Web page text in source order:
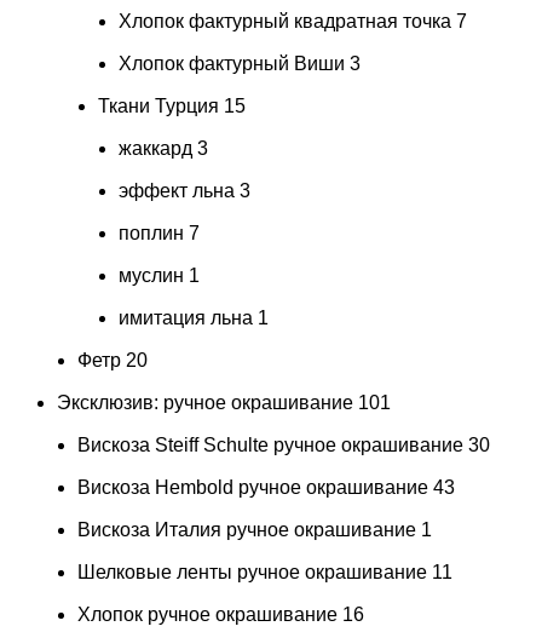
Хлопок фактурный квадратная точка 7
Хлопок фактурный Виши 3
Ткани Турция 15
жаккард 3
эффект льна 3
поплин 7
муслин 1
имитация льна 1
Фетр 20
Эксклюзив: ручное окрашивание 101
Вискоза Steiff Schulte ручное окрашивание 30
Вискоза Hembold ручное окрашивание 43
Вискоза Италия ручное окрашивание 1
Шелковые ленты ручное окрашивание 11
Хлопок ручное окрашивание 16